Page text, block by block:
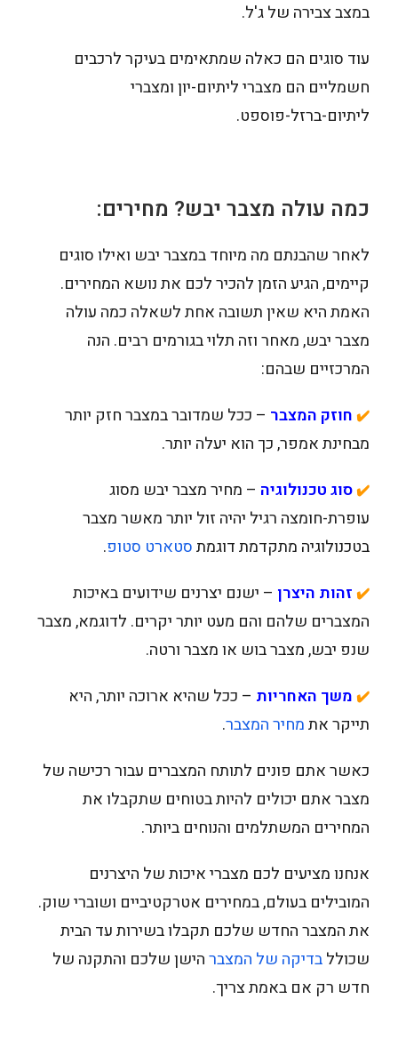
במצב צבירה של ג'ל.
עוד סוגים הם כאלה שמתאימים בעיקר לרכבים
חשמליים הם מצברי ליתיום-יון ומצברי
ליתיום-ברזל-פוספט.
כמה עולה מצבר יבש? מחירים:
לאחר שהבנתם מה מיוחד במצבר יבש ואילו סוגים
קיימים, הגיע הזמן להכיר לכם את נושא המחירים.
האמת היא שאין תשובה אחת לשאלה כמה עולה
מצבר יבש, מאחר וזה תלוי בגורמים רבים. הנה
המרכזיים שבהם:
✔️ חוזק המצבר – ככל שמדובר במצבר חזק יותר
מבחינת אמפר, כך הוא יעלה יותר.
✔️סוג טכנולוגיה – מחיר מצבר יבש מסוג
עופרת-חומצה רגיל יהיה זול יותר מאשר מצבר
בטכנולוגיה מתקדמת דוגמתסטארט סטופ.
✔️ זהות היצרן – ישנם יצרנים שידועים באיכות
המצברים שלהם והם מעט יותר יקרים. לדוגמא, מצבר
שנפ יבש, מצבר בוש או מצבר ורטה.
✔️ משך האחריות – ככל שהיא ארוכה יותר, היא
תייקר אתמחיר המצבר.
כאשר אתם פונים לתותח המצברים עבור רכישה של
מצבר אתם יכולים להיות בטוחים שתקבלו את
המחירים המשתלמים והנוחים ביותר.
אנחנו מציעים לכם מצברי איכות של היצרנים
המובילים בעולם, במחירים אטרקטיביים ושוברי שוק.
את המצבר החדש שלכם תקבלו בשירות עד הבית
שכוללבדיקה של המצברהישן שלכם והתקנה של
חדש רק אם באמת צריך.